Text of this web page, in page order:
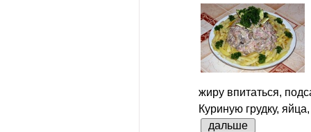
жиру впитаться,
Куриную грудку,
дальше